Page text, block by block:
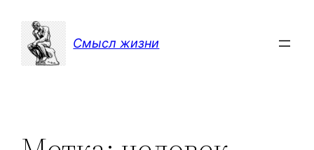
содержимому
Смысл жизни